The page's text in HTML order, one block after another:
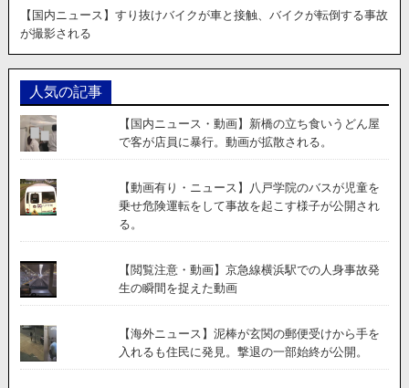
【国内ニュース】すり抜けバイクが車と接触、バイクが転倒する事故
が撮影される
人気の記事
【国内ニュース・動画】新橋の立ち食いうどん屋
で客が店員に暴行。動画が拡散される。
【動画有り・ニュース】八戸学院のバスが児童を
乗せ危険運転をして事故を起こす様子が公開され
る。
【閲覧注意・動画】京急線横浜駅での人身事故発
生の瞬間を捉えた動画
【海外ニュース】泥棒が玄関の郵便受けから手を
入れるも住民に発見。撃退の一部始終が公開。